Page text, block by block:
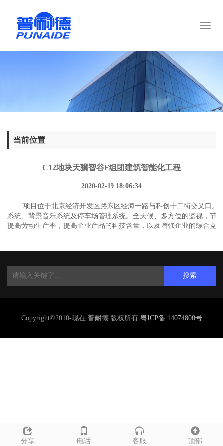
当前位置
C12地块天骥智谷F组团建筑智能化工程
2020-02-19 18:06:34
项目位于北京经济开发区路东区经海一路与科创十二街交叉口。
系统、背景音乐系统及停车场管理系统。全天候、多方位的监视，
提高劳动生产率，提高企业产品的科技含量，以及增强企业的综合竞
分享 电话 客服 顶部
搜索
Copyright©2010-现在 普耐德 版权所有粤ICP备 14074800号